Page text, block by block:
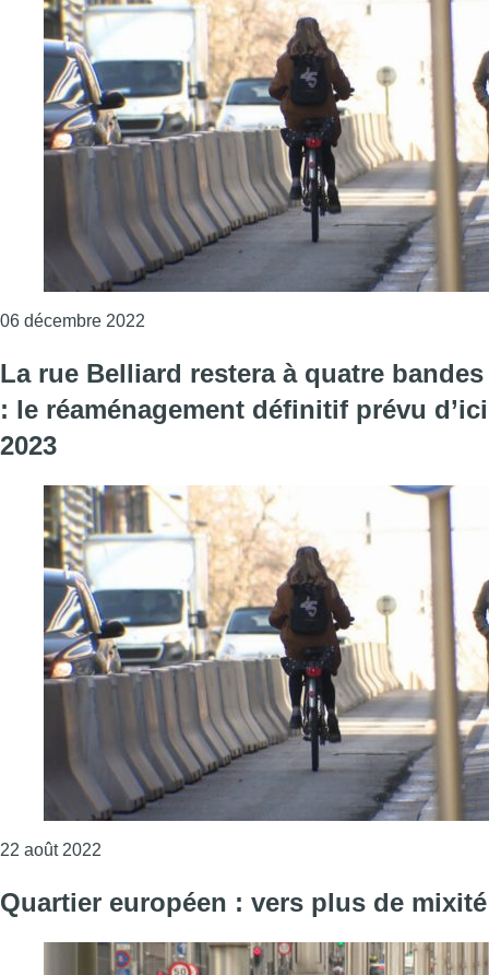
06 décembre 2022
La rue Belliard restera à quatre bandes
: le réaménagement définitif prévu d’ici
2023
22 août 2022
Quartier européen : vers plus de mixité